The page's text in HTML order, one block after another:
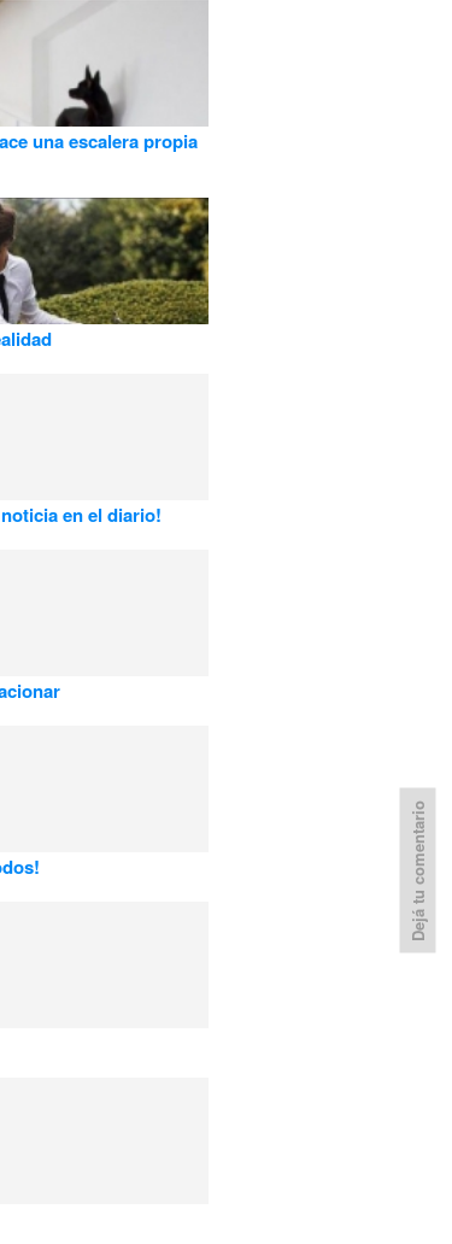
una escalera propia
en el diario!
Dejá tu comentario